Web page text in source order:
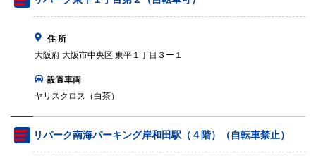
住 所
大阪府 大阪市中央区 東平１丁目３ー１
設置車両
ヤリスクロス（白茶）
リパーク南海パーキング岸和田駅（４階）（自転車禁止）